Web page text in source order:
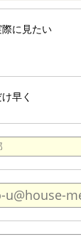
に見たい
早く